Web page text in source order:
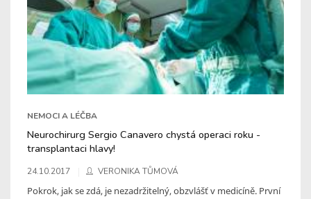
NEMOCI A LÉČBA
Neurochirurg Sergio Canavero chystá operaci roku -
transplantaci hlavy!
24.10.2017 VERONIKA TŮMOVÁ
Pokrok, jak se zdá, je nezadržitelný, obzvlášť v medicíně. První